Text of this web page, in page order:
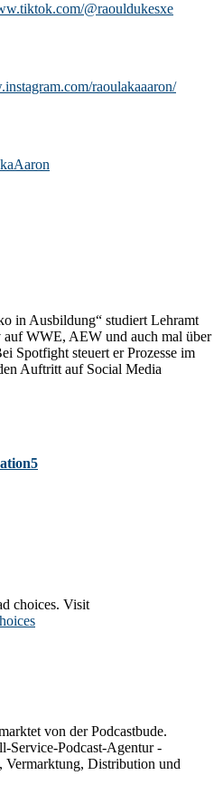
@raouldukesxe
raoulakaaaron/
in Ausbildung“ studiert Lehramt
WWE, AEW und auch mal über
Spotfight steuert er Prozesse im
Auftritt auf Social Media
choices. Visit
von der Podcastbude.
Service-Podcast-Agentur -
Distribution und